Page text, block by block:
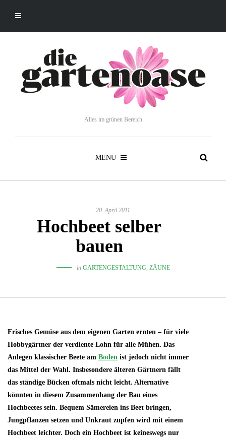
Alles im grünen Bereich
MENU
20. April 2011
Hochbeet selber
bauen
in GARTENGESTALTUNG, ZÄUNE
Frisches Gemüse aus dem eigenen Garten ernten – für viele
Hobbygärtner der verdiente Lohn für alle Mühen. Das
Anlegen klassischer Beete am Boden ist jedoch nicht immer
das Mittel der Wahl. Insbesondere älteren Gärtnern fällt
das ständige Bücken oftmals nicht leicht. Alternative
könnten in diesem Zusammenhang der Bau eines
Hochbeetes sein. Bequem Sämereien ins Beet bringen,
Jungpflanzen setzen und Unkraut zupfen wird mit einem
Hochbeet leichter. Doch ein Hochbeet ist keineswegs nur